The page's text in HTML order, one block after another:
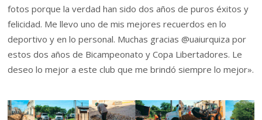
fotos porque la verdad han sido dos años de puros éxitos y
felicidad. Me llevo uno de mis mejores recuerdos en lo
deportivo y en lo personal. Muchas gracias @uaiurquiza por
estos dos años de Bicampeonato y Copa Libertadores. Le
deseo lo mejor a este club que me brindó siempre lo mejor».